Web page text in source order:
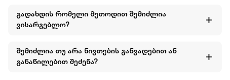
გადახდის რომელი მეთოდით შემიძლია
ვისარგებლო?
შემიძლია თუ არა ნივთების განვადებით ან
განაწილებით შეძენა?